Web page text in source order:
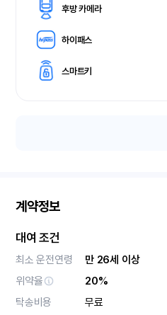
후방 카메라
하이패스
스마트키
계약정보
대여 조건
최소 운전연령
만 26세 이상
위약율
20%
탁송비용
무료